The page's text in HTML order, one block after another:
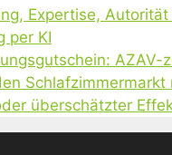
Expertise,
per KI
überschätzter